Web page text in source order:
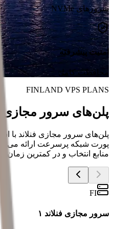
سرورهای NVMe
امنیت پیشرفته
محافظت کامل
FINLAND VPS PLANS
پلن‌های سرور مجازی
پلن‌های سرور مجازی فنلاند با
پورت شبکه پرسرعت ارائه
منابع انتخاب و در کمترین زمان
FI
سرور مجازی فنلاند ۱